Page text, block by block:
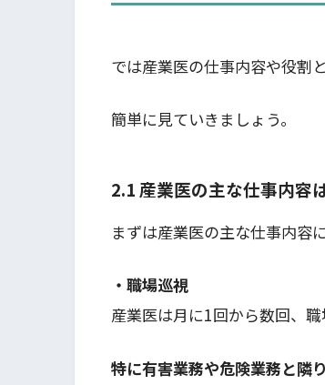
では産業医の仕事内容や役割
簡単に見ていきましょう。
2.1 産業医の主な仕事内容
まずは産業医の主な仕事内容
・職場巡視
産業医は月に1回から数回、職
特に有害業務や危険業務と隣